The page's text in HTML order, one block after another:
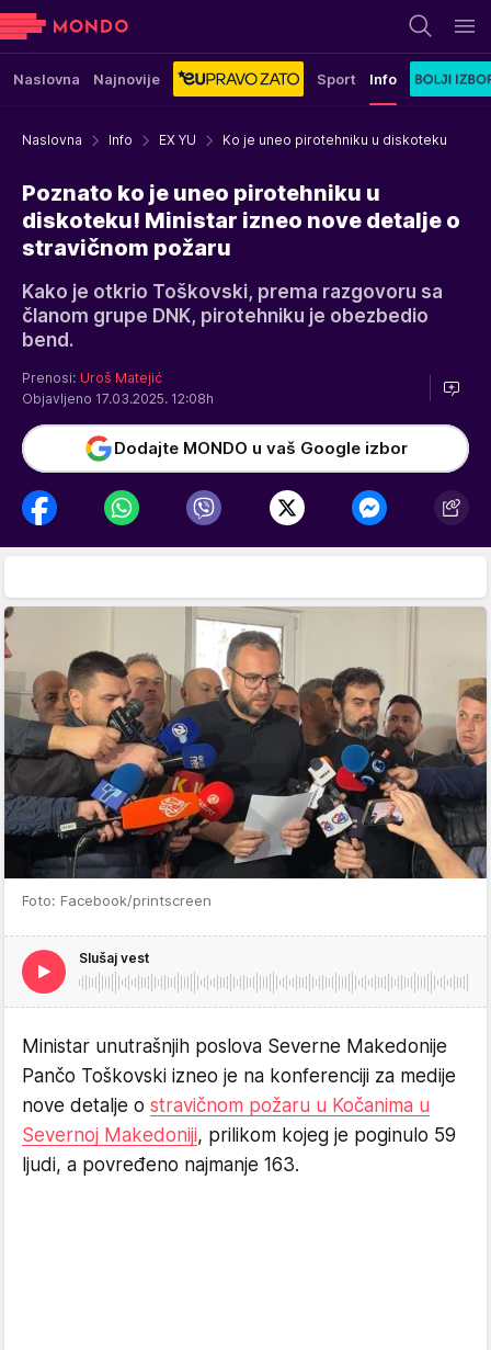
Naslovna Najnovije Sport Info
Naslovna Info EX YU Ko je uneo pirotehniku u diskoteku
Poznato ko je uneo pirotehniku u
diskoteku! Ministar izneo nove detalje o
stravičnom požaru
Kako je otkrio Toškovski, prema razgovoru sa
članom grupe DNK, pirotehniku je obezbedio
bend.
Prenosi: Uroš Matejić
Objavljeno 17.03.2025. 12:08h
Dodajte MONDO u vaš Google izbor
Foto: Facebook/printscreen
Slušaj vest
Ministar unutrašnjih poslova Severne Makedonije
Pančo Toškovski izneo je na konferenciji za medije
nove detalje o stravičnom požaru u Kočanima u
Severnoj Makedoniji, prilikom kojeg je poginulo 59
ljudi, a povređeno najmanje 163.